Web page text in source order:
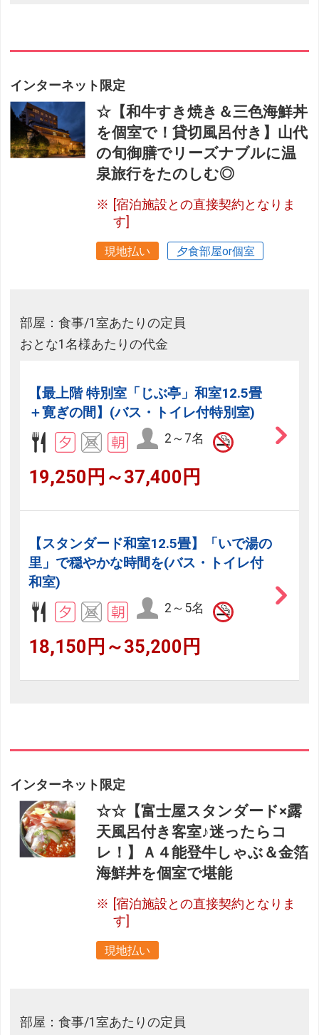
インターネット限定
☆【和牛すき焼き＆三色海鮮丼
を個室で！貸切風呂付き】山代
の旬御膳でリーズナブルに温
泉旅行をたのしむ◎
[宿泊施設との直接契約となりま
す]
現地払い 夕食部屋or個室
部屋：食事/1室あたりの定員
おとな1名様あたりの代金
【最上階 特別室「じぶ亭」和室12.5畳
＋寛ぎの間】(バス・トイレ付特別室)
2～7名
19,250円～37,400円
【スタンダード和室12.5畳】「いで湯の
里」で穏やかな時間を(バス・トイレ付
和室)
2～5名
18,150円～35,200円
インターネット限定
☆☆【富士屋スタンダード×露
天風呂付き客室♪迷ったらコ
レ！】Ａ４能登牛しゃぶ＆金箔
海鮮丼を個室で堪能
[宿泊施設との直接契約となりま
す]
現地払い
部屋：食事/1室あたりの定員